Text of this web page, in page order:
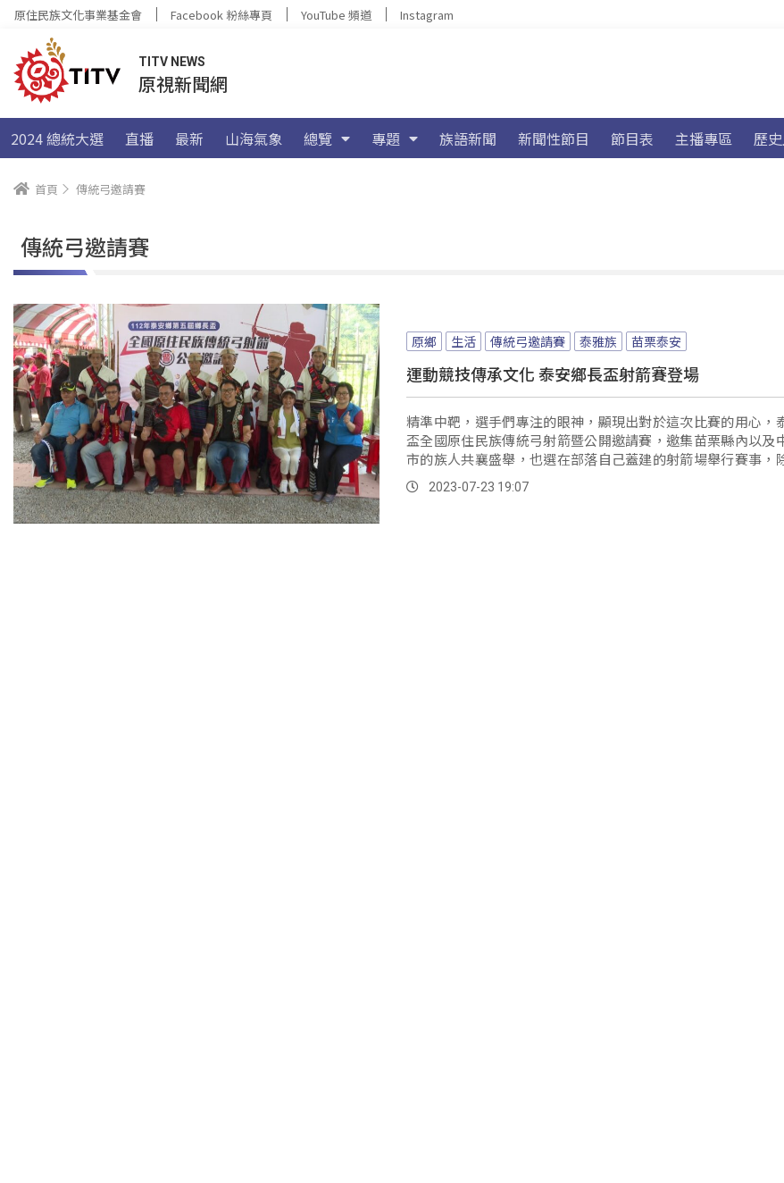
原住民族文化事業基金會 Facebook 粉絲專頁 YouTube 頻道 Instagram
TITV NEWS
原視新聞網
2024 總統大選 直播 最新 山海氣象 總覽 專題 族語新聞 新聞性節目 節目表 主播專區 歷
首頁 傳統弓邀請賽
傳統弓邀請賽
原鄉 生活 傳統弓邀請賽 泰雅族 苗栗泰安
運動競技傳承文化 泰安鄉長盃射箭賽登場
精準中靶，選手們專注的眼神，顯現出對於這次比賽的用心，
盃全國原住民族傳統弓射箭暨公開邀請賽，邀集苗栗縣內以及
市的族人共襄盛舉，也選在部落自己蓋建的射箭場舉行賽事，
動觀念，也希望族人共同重視傳統技藝。
2023-07-23 19:07